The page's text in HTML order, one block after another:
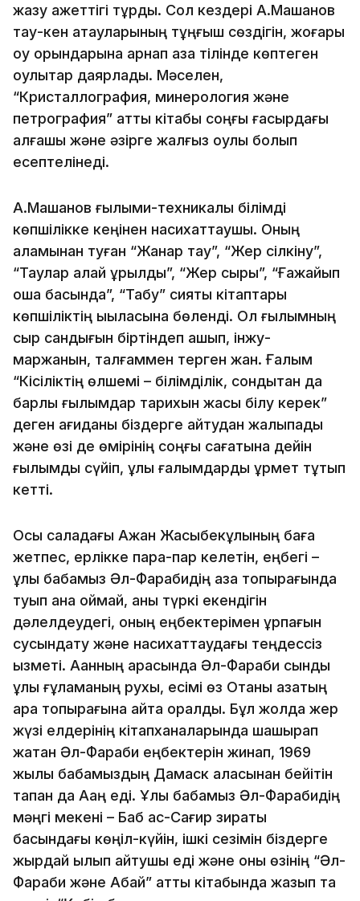
жазу қажеттігі тұрды. Сол кездері А.Машанов
тау-кен атауларының тұңғыш сөздігін, жоғары
оқу орындарына арнап қазақ тілінде көптеген
оқулықтар даярлады. Мәселен,
“Кристаллография, минерология және
петрография” атты кіта­бы соңғы ғасырдағы
алғашқы және әзірге жалғыз оқулық болып
есептелінеді.
А.Машанов ғылыми-техникалық білімді
көпшілікке кеңінен насихаттаушы. Оның
қаламынан туған “Жанар тау”, “Жер сілкіну”,
“Таулар қалай құрылды”, “Жер сыры”, “Ғажайып
ошақ басында”, “Табу” сияқты кітаптары
көпшіліктің ықыласына бөленді. Ол ғылымның
сыр сандығын біртіндеп ашып, інжу-
маржанын, талғаммен терген жан. Ғалым
“Кісіліктің өлшемі – білімділік, сондықтан да
барлық ғылымдар тарихын жақсы білу керек”
деген қағиданы біздерге айтудан жалықпады
және өзі де өмірінің соңғы сағатына дейін
ғылымды сүйіп, ұлы ғалымдарды құрмет тұтып
кетті.
Осы саладағы Ақжан Жақсыбекұлының баға
жетпес, ерлікке пара-пар келетін, еңбегі –
ұлы бабамыз Әл-Фарабидің қазақ топырағында
туып қана қоймай, қаны түркі екендігін
дәлелдеудегі, оның еңбектерімен ұрпағын
сусындату және насихат­таудағы теңдессіз
қызметі. Ақанның арқасында Әл-Фараби сынды
ұлы ғұламаның рухы, есімі өз Отаны қазақтың
қара топырағына қайта оралды. Бұл жолда жер
жүзі елдерінің кітапханаларында шашырап
жатқан Әл-Фараби еңбектерін жинап, 1969
жылы бабамыздың Дамаск қаласынан бейітін
тапқан да Ақаң еді. Ұлы бабамыз Әл-Фарабидің
мәңгі мекені – Баб ас-Сағир зираты
басындағы көңіл-күйін, ішкі сезімін біздерге
жырдай қылып айтушы еді және оны өзінің “Әл-
Фараби және Абай” атты кітабында жазып та